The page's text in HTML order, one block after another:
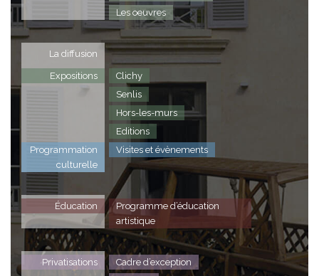
Les oeuvres
La diffusion
Expositions
Clichy
Senlis
Hors-les-murs
Editions
Programmation
culturelle
Visites et évènements
Éducation
Programme d’éducation
artistique
Privatisations
Cadre d’exception